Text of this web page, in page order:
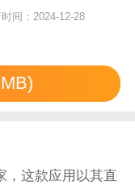
间：2024-12-28
，这款应用以其直